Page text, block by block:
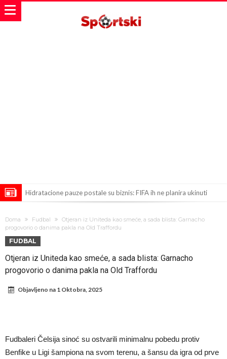
Hidratacione pauze postale su biznis: FIFA ih ne planira ukinuti
Infantino i ljubavnička veza: Kontroverzni detalji i novčana isplata iz
UEFA
Murinjo uvodi strogu disciplinu u Real Madrid. Ovo su tri nova
pravila
Arsenal za 138 miliona evra dovodi zvezdu Serie A?
Doma Fudbal
Otjeran iz Uniteda kao smeće, a sada blista: Garnacho
progovorio o danima pakla na Old Traffordu
FUDBAL
Otjeran iz Uniteda kao smeće, a sada blista: Garnacho
progovorio o danima pakla na Old Traffordu
Objavljeno na 1 Oktobra, 2025
Fudbaleri Čelsija sinoć su ostvarili minimalnu pobedu protiv
Benfike u Ligi šampiona na svom terenu, a šansu da igra od prve